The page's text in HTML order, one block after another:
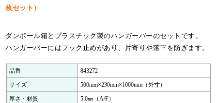
枚セット）
ダンボール箱とプラスチック製のハンガーバーのセットです。
ハンガーバーにはフック止めがあり、片寄りや落下を防ぎます。
品番 843272
サイズ 500mm×230mm×1000mm（外寸）
厚さ・材質 5.0㎜（A/F）